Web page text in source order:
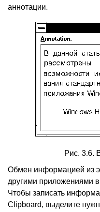
аннотации.
Рис. 3.6.
Обмен информацией из
другими приложениями
Чтобы записать
Clipboard, выделите